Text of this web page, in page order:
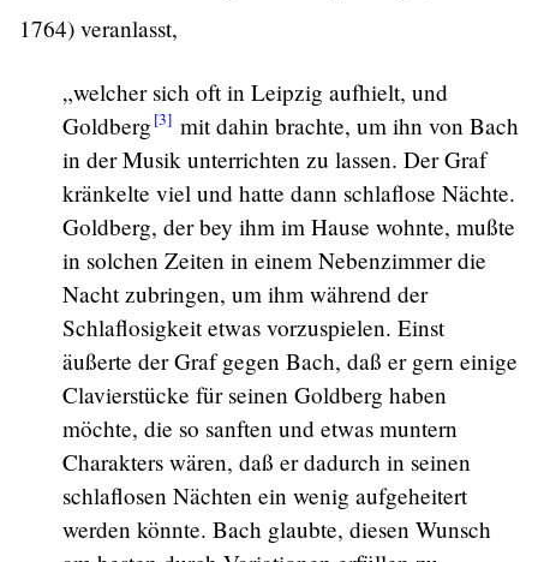
1764) veranlasst,
„welcher sich oft in Leipzig aufhielt, und
Goldberg [3] mit dahin brachte, um ihn von Bach
in der Musik unterrichten zu lassen. Der Graf
kränkelte viel und hatte dann schlaflose Nächte.
Goldberg, der bey ihm im Hause wohnte, mußte
in solchen Zeiten in einem Nebenzimmer die
Nacht zubringen, um ihm während der
Schlaflosigkeit etwas vorzuspielen. Einst
äußerte der Graf gegen Bach, daß er gern einige
Clavierstücke für seinen Goldberg haben
möchte, die so sanften und etwas muntern
Charakters wären, daß er dadurch in seinen
schlaflosen Nächten ein wenig aufgeheitert
werden könnte. Bach glaubte, diesen Wunsch